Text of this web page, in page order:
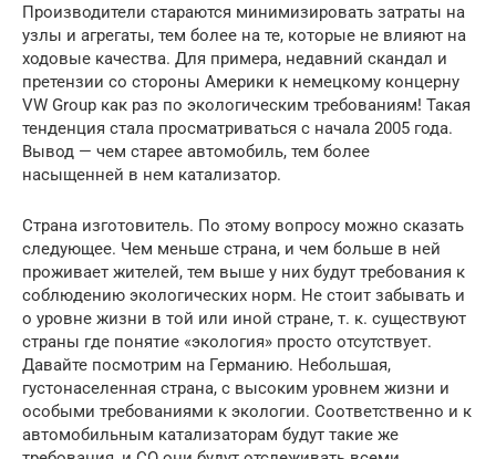
Производители стараются минимизировать затраты на
узлы и агрегаты, тем более на те, которые не влияют на
ходовые качества. Для примера, недавний скандал и
претензии со стороны Америки к немецкому концерну
VW Group как раз по экологическим требованиям! Такая
тенденция стала просматриваться с начала 2005 года.
Вывод — чем старее автомобиль, тем более
насыщенней в нем катализатор.
Страна изготовитель. По этому вопросу можно сказать
следующее. Чем меньше страна, и чем больше в ней
проживает жителей, тем выше у них будут требования к
соблюдению экологических норм. Не стоит забывать и
о уровне жизни в той или иной стране, т. к. существуют
страны где понятие «экология» просто отсутствует.
Давайте посмотрим на Германию. Небольшая,
густонаселенная страна, с высоким уровнем жизни и
особыми требованиями к экологии. Соответственно и к
автомобильным катализаторам будут такие же